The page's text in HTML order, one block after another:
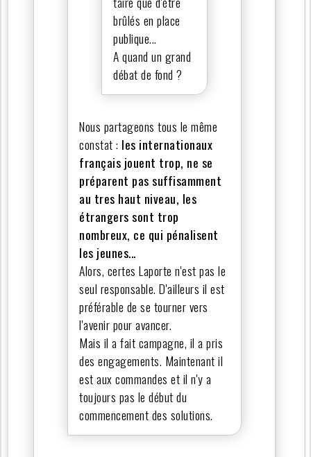
brûlés en place
publique...
A quand un grand
débat de fond ?
Nous partageons tous le même
constat : les internationaux
français jouent trop, ne se
préparent pas suffisamment
au tres haut niveau, les
étrangers sont trop
nombreux, ce qui pénalisent
les jeunes...
Alors, certes Laporte n'est pas le
seul responsable. D'ailleurs il est
préférable de se tourner vers
l'avenir pour avancer.
Mais il a fait campagne, il a pris
des engagements. Maintenant il
est aux commandes et il n'y a
toujours pas le début du
commencement des solutions.